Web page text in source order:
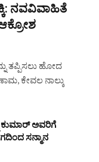
ನವವಿವಾಹಿತೆ
ತಪ್ಪಿಸಲು ಹೋದ
ಕೇವಲ ನಾಲ್ಕು
ಕುಮಾರ್ ಅವರಿಗೆ
ಸನ್ಮಾನ